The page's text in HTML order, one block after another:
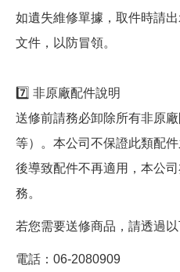
如遺失維修單據，取件時請
文件，以防冒領。
7️⃣ 非原廠配件說明
送修前請務必卸除所有非原
等）。本公司不保證此類配
後導致配件不再適用，本公
務。
若您需要送修商品，請透過以
電話：06-2080909